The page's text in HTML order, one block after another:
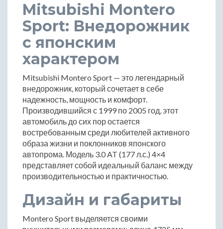
Mitsubishi Montero
Sport: Внедорожник
с японским
характером
Mitsubishi Montero Sport — это легендарный
внедорожник, который сочетает в себе
надежность, мощность и комфорт.
Производившийся с 1999 по 2005 год, этот
автомобиль до сих пор остается
востребованным среди любителей активного
образа жизни и поклонников японского
автопрома. Модель 3.0 AT (177 л.с.) 4×4
представляет собой идеальный баланс между
производительностью и практичностью.
Дизайн и габариты
Montero Sport выделяется своими